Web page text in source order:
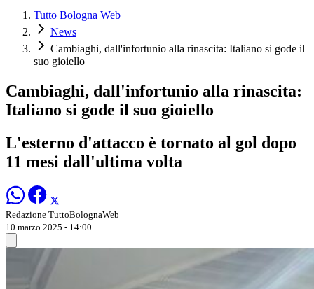
Tutto Bologna Web
News
Cambiaghi, dall'infortunio alla rinascita: Italiano si gode il
suo gioiello
Cambiaghi, dall'infortunio alla rinascita:
Italiano si gode il suo gioiello
L'esterno d'attacco è tornato al gol dopo
11 mesi dall'ultima volta
Redazione TuttoBolognaWeb
10 marzo 2025 - 14:00